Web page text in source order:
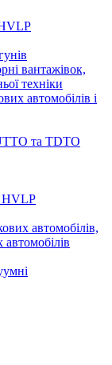
вантажівок,
техніки
автомобілів і
та TDTO
HVLP
автомобілів,